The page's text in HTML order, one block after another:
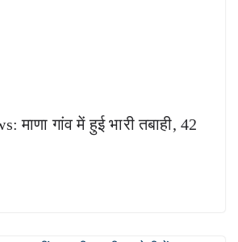
माणा गांव में हुई भारी तबाही, 42